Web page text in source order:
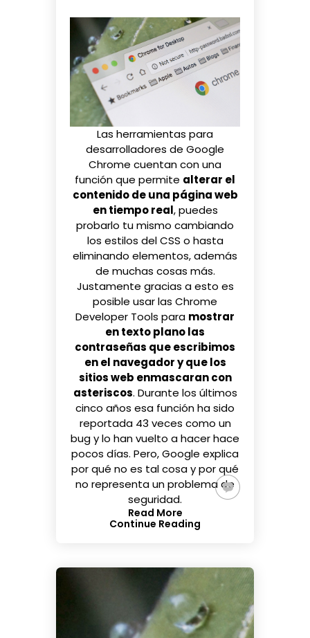
Las herramientas para
desarrolladores de Google
Chrome cuentan con una
función que permite alterar el
contenido de una página web
en tiempo real, puedes
probarlo tu mismo cambiando
los estilos del CSS o hasta
eliminando elementos, además
de muchas cosas más.
Justamente gracias a esto es
posible usar las Chrome
Developer Tools para mostrar
en texto plano las
contraseñas que escribimos
en el navegador y que los
sitios web enmascaran con
asteriscos. Durante los últimos
cinco años esa función ha sido
reportada 43 veces como un
bug y lo han vuelto a hacer hace
pocos días. Pero, Google explica
por qué no es tal cosa y por qué
no representa un problema de
seguridad.
Read More
Continue Reading